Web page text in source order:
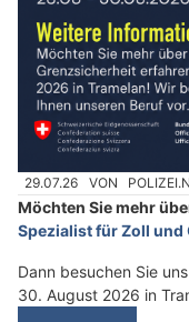
29.07.26 VON
Möchten Sie mehr
Spezialist für Zoll
Dann besuchen Sie
30. August 2026 in